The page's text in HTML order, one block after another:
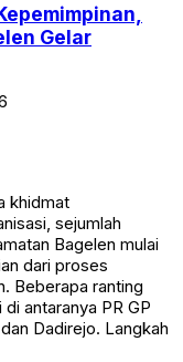
Gelar
khidmat
sejumlah
Bagelen mulai
dari proses
Beberapa ranting
antaranya PR GP
Dadirejo. Langkah